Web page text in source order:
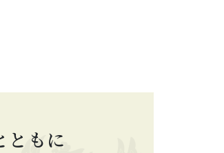
ともに